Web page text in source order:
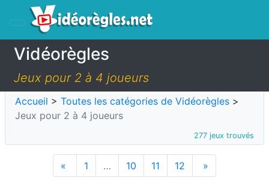
Vidéorègles
Jeux pour 2 à 4 joueurs
Accueil > Toutes les catégories de Vidéorègles >
Jeux pour 2 à 4 joueurs
277 jeux trouvés
« 1 … 10 11 12 »